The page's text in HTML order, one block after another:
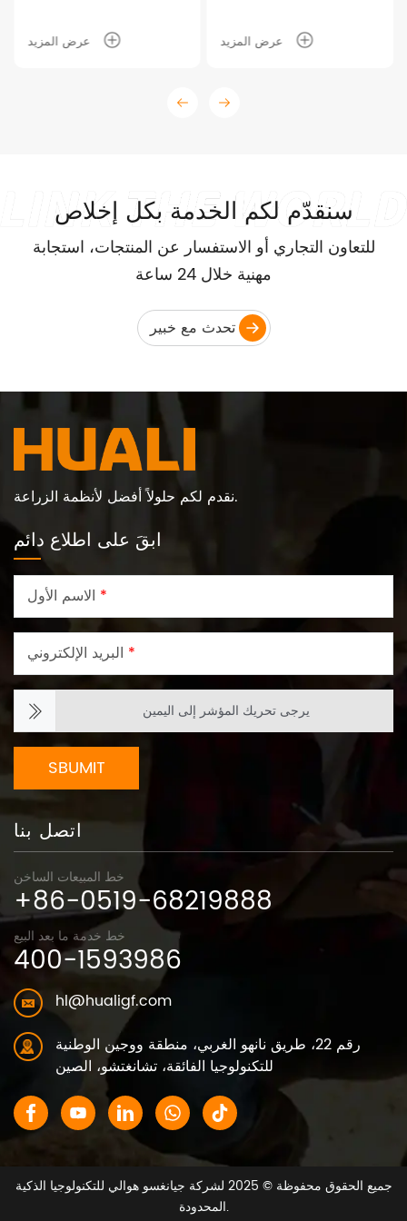
ساعد العميل على زيادة
سنقدّم لكم الخدمة بكل إخلاص
للتعاون التجاري أو الاستفسار عن المنتجات، استجابة
مهنية خلال 24 ساعة
تحدث مع خبير
نقدم لكم حلولاً أفضل لأنظمة الزراعة.
ابقَ على اطلاع دائم
*
*
يرجى تحريك المؤشر إلى اليمين
SBUMIT
اتصل بنا
خط المبيعات الساخن
+86-0519-68219888
خط خدمة ما بعد البيع
400-1593986
hl@hualigf.com
رقم 22، طريق نانهو الغربي، منطقة ووجين الوطنية
للتكنولوجيا الفائقة، تشانغتشو، الصين
جميع الحقوق محفوظة © 2025 لشركة جيانغسو هوالي للتكنولوجيا الذكية
المحدودة.